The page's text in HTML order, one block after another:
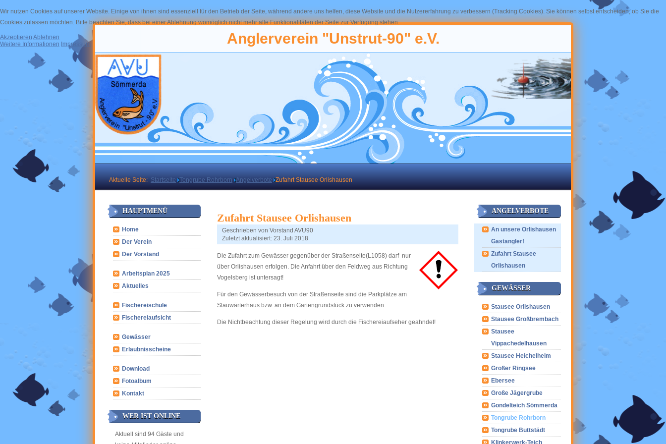
Anglerverein "Unstrut-90" e.V.
Aktuelle Seite: Startseite Tongrube Rohrborn Angelverbote Zufahrt Stausee Orlishausen
HAUPTMENÜ
Home
Der Verein
Der Vorstand
Arbeitsplan 2025
Aktuelles
Fischereischule
Fischereiaufsicht
Gewässer
Erlaubnisscheine
Download
Fotoalbum
Kontakt
WER IST ONLINE
Aktuell sind 94 Gäste und
Zufahrt Stausee Orlishausen
Geschrieben von Vorstand AVU90
Zuletzt aktualisiert: 23. Juli 2018
Die Zufahrt zum Gewässer gegenüber der Straßenseite(L1058) darf nur
über Orlishausen erfolgen. Die Anfahrt über den Feldweg aus Richtung
Vogelsberg ist untersagt!
Für den Gewässerbesuch von der Straßenseite sind die Parkplätze am
Stauwärterhaus bzw. an dem Gartengrundstück zu verwenden.
Die Nichtbeachtung dieser Regelung wird durch die Fischereiaufseher geahndet!
ANGELVERBOTE
An unsere Orlishausen
Gastangler!
Zufahrt Stausee
Orlishausen
GEWÄSSER
Stausee Orlishausen
Stausee Großbrembach
Stausee
Vippachedelhausen
Stausee Heichelheim
Großer Ringsee
Ebersee
Große Jägergrube
Gondelteich Sömmerda
Tongrube Rohrborn
Tongrube Buttstädt
Klinkerwerk-Teich
Wir nutzen Cookies auf unserer Website. Einige von ihnen sind essenziell für den Betrieb der Seite, während andere uns helfen, diese Website und die Nutzererfahrung zu verbessern (Tracking Cookies). Sie können selbst entscheiden, ob Sie die
Cookies zulassen möchten. Bitte beachten Sie, dass bei einer Ablehnung womöglich nicht mehr alle Funktionalitäten der Seite zur Verfügung stehen.
Akzeptieren Ablehnen
Weitere Informationen Impressum